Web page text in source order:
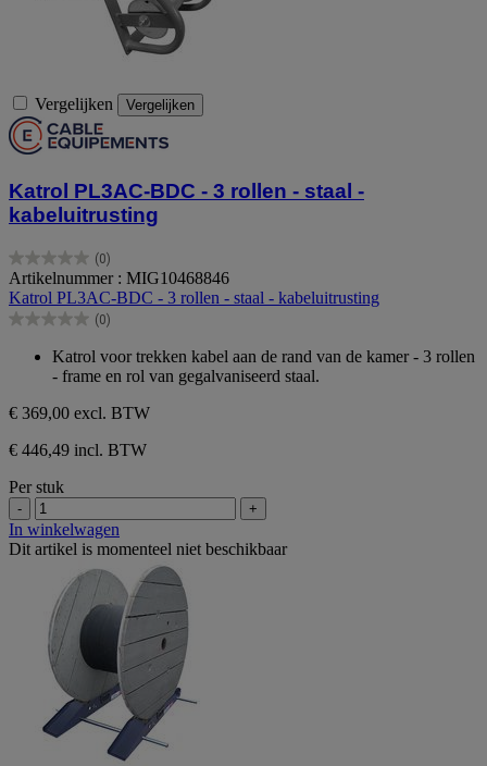
Vergelijken Vergelijken
Katrol PL3AC-BDC - 3 rollen - staal -
kabeluitrusting
(0)
0.0
van
de
5
Artikelnummer : MIG10468846
Katrol PL3AC-BDC - 3 rollen - staal - kabeluitrusting
(0)
0.0
sterren.
Katrol voor trekken kabel aan de rand van de kamer - 3 rollen
- frame en rol van gegalvaniseerd staal.
€ 369,00 excl. BTW
€ 446,49 incl. BTW
Per stuk
- +
In winkelwagen
Dit artikel is momenteel niet beschikbaar